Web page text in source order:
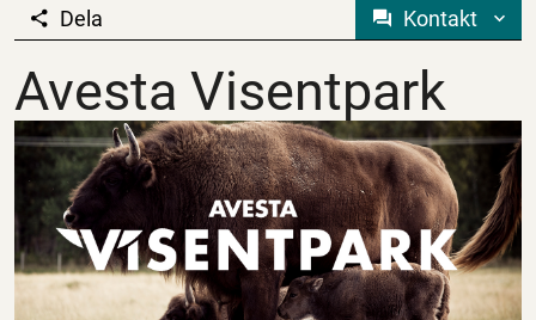
Avesta Visentpark
Dela Kontakt
Avesta Visentpark